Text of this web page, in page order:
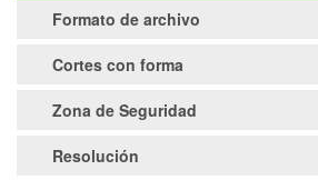
Formato de archivo
Cortes con forma
Zona de Seguridad
Resolución